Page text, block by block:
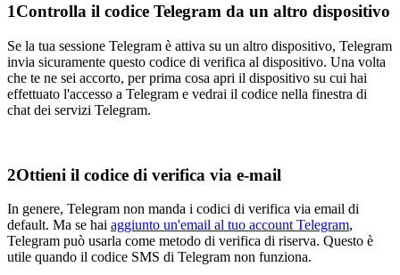
1Controlla il codice Telegram da un altro dispositivo
Se la tua sessione Telegram è attiva su un altro dispositivo, Telegram
invia sicuramente questo codice di verifica al dispositivo. Una volta
che te ne sei accorto, per prima cosa apri il dispositivo su cui hai
effettuato l'accesso a Telegram e vedrai il codice nella finestra di
chat dei servizi Telegram.
2Ottieni il codice di verifica via e-mail
In genere, Telegram non manda i codici di verifica via email di
default. Ma se hai aggiunto un'email al tuo account Telegram,
Telegram può usarla come metodo di verifica di riserva. Questo è
utile quando il codice SMS di Telegram non funziona.